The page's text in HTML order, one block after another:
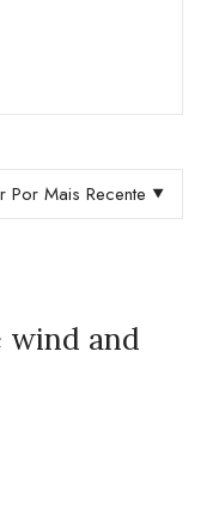
Por Mais Recente
wind and